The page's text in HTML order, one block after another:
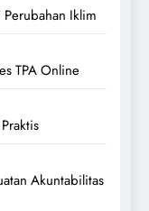
Iklim
TPA Online
Akuntabilitas